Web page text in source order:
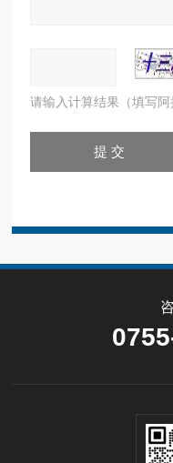
请输入计算结果（填写